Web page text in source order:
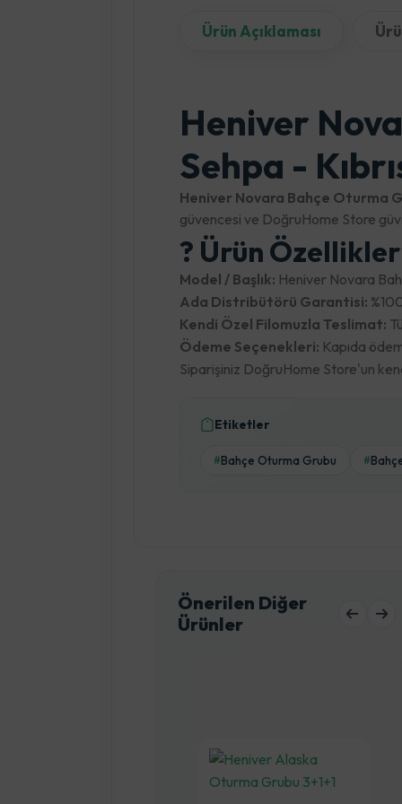
Ürün Açıklaması
Heniver
Sehpa -
Heniver Novara Bahçe Oturma
güvencesi ve DoğruHome Store
? Ürün
Model / Başlık: Heniver Novara
Ada Distribütörü Garantisi:
Kendi Özel Filomuzla Teslimat:
Ödeme Seçenekleri: Kapıda
Siparişiniz DoğruHome Store'un
Etiketler
#Bahçe Oturma Grubu #
Önerilen Diğer
Ürünler